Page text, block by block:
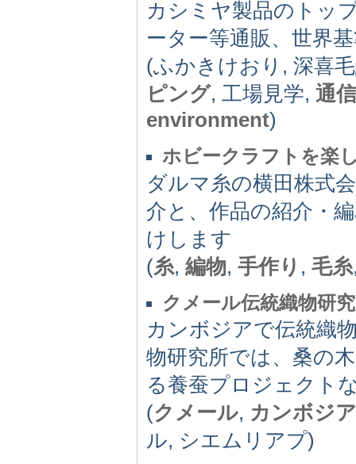
カシミヤ製品のトッ
ーター等通販、世界
(ふかきけおり, 深喜
ピング, 工場見学, 通
environment)
ホビークラフトを楽
ダルマ糸の横田株式
介と、作品の紹介・
けします
(糸, 編物, 手作り , 毛糸
クメール伝統織物研
カンボジアで伝統織
物研究所では、桑の
る養蚕プロジェクト
(クメール, カンボジア
ル, シエムリアプ)